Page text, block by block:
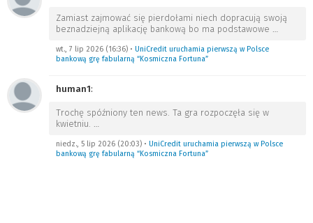
Zamiast zajmować się pierdołami niech dopracują swoją
beznadziejną aplikację bankową bo ma podstawowe …
wt., 7 lip 2026 (16:36) • UniCredit uruchamia pierwszą w Polsce
bankową grę fabularną “Kosmiczna Fortuna”
human1:
Trochę spóźniony ten news. Ta gra rozpoczęła się w
kwietniu. …
niedz., 5 lip 2026 (20:03) • UniCredit uruchamia pierwszą w Polsce
bankową grę fabularną “Kosmiczna Fortuna”